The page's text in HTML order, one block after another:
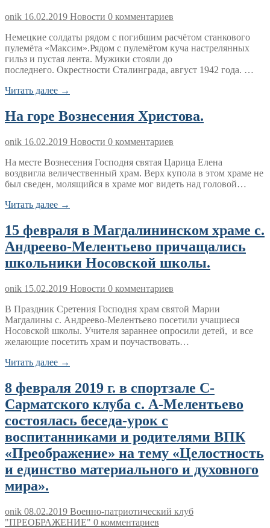
onik 16.02.2019 Новости 0 комментариев
Немецкие солдаты рядом с погибшим расчётом станкового
пулемёта «Максим».Рядом с пулемётом куча настрелянных
гильз и пустая лента. Мужики стояли до
последнего. Окрестности Сталинграда, август 1942 года. …
Читать далее →
На горе Вознесения Христова.
onik 16.02.2019 Новости 0 комментариев
На месте Вознесения Господня святая Царица Елена
воздвигла величественный храм. Верх купола в этом храме не
был сведен, молящийся в храме мог видеть над головой…
Читать далее →
15 февраля в Магдалининском храме с.
Андреево-Мелентьево причащались
школьники Носовской школы.
onik 15.02.2019 Новости 0 комментариев
В Праздник Сретения Господня храм святой Марии
Магдалины с. Андреево-Мелентьево посетили учащиеся
Носовской школы. Учителя зараннее опросили детей, и все
желающие посетить храм и поучаствовать…
Читать далее →
8 февраля 2019 г. в спортзале С-
Сарматского клуба с. А-Мелентьево
состоялась беседа-урок с
воспитанниками и родителями ВПК
«Преображение» на тему «Целостность
и единство материального и духовного
мира».
onik 08.02.2019 Военно-патриотический клуб
"ПРЕОБРАЖЕНИЕ" 0 комментариев